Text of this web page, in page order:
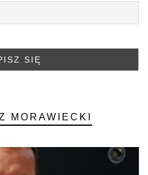
MORAWIECKI